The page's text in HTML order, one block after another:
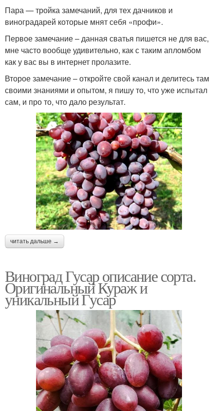
Пара — тройка замечаний, для тех дачников и
виноградарей которые мнят себя «профи».
Первое замечание – данная сватья пишется не для вас,
мне часто вообще удивительно, как с таким апломбом
как у вас вы в интернет пролазите.
Второе замечание – откройте свой канал и делитесь там
своими знаниями и опытом, я пишу то, что уже испытал
сам, и про то, что дало результат.
читать дальше →
Виноград Гусар описание сорта.
Оригинальный Кураж и
уникальный Гусар